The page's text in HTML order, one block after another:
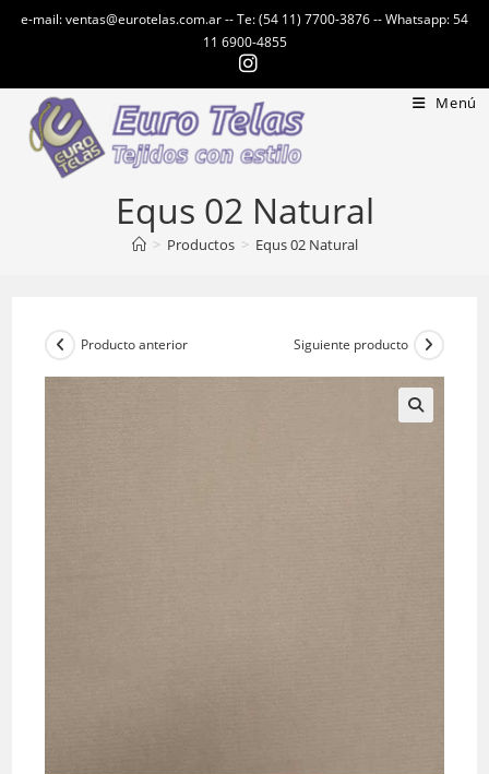
e-mail: ventas@eurotelas.com.ar -- Te: (54 11) 7700-3876 -- Whatsapp: 54
11 6900-4855
Menú
Equs 02 Natural
> Productos > Equs 02 Natural
Producto anterior Siguiente producto